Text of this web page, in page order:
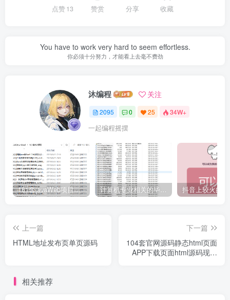
点赞13 赞赏 分享 收藏
You have to work very hard to seem effortless.
你必须十分努力，才能看上去毫不费劲
沐编程 关注
2095 0 25 34W+
一起编程摇摆
161套javaWeb项目源码免费分享 计算机专业相关的毕业设计论文合集免费下载
上一篇
HTML地址发布页单页源码
下一篇
104套官网源码静态html页面
APP下载页面html源码现代
相关推荐